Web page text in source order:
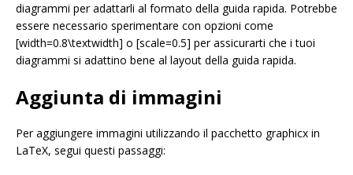
diagrammi per adattarli al formato della guida rapida. Potrebbe
essere necessario sperimentare con opzioni come
[width=0.8\textwidth] o [scale=0.5] per assicurarti che i tuoi
diagrammi si adattino bene al layout della guida rapida.
Aggiunta di immagini
Per aggiungere immagini utilizzando il pacchetto graphicx in
LaTeX, segui questi passaggi: